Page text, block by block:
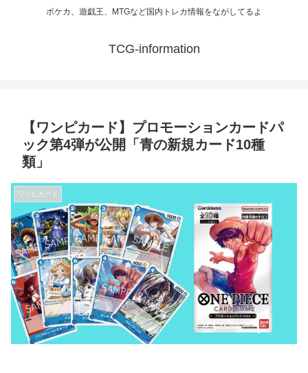
ポケカ、遊戯王、MTGなど国内トレカ情報をながしてるよ
TCG-information
【ワンピカード】プロモーションカードパ
ック第4弾が公開「青の新規カード10種
類」
ワンピカード